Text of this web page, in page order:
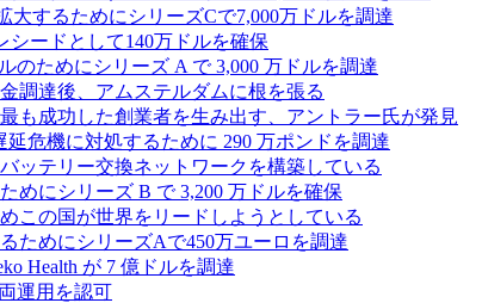
大するためにシリーズCで7,000万ドルを調達
ードとして140万ドルを確保
のためにシリーズ A で 3,000 万ドルを調達
調達後、アムステルダムに根を張る
も成功した創業者を生み出す、アントラー氏が発見
危機に対処するために 290 万ポンドを調達
ッテリー交換ネットワークを構築している
めにシリーズ B で 3,200 万ドルを確保
この国が世界をリードしようとしている
ためにシリーズAで450万ユーロを調達
Health が 7 億ドルを調達
運用を認可